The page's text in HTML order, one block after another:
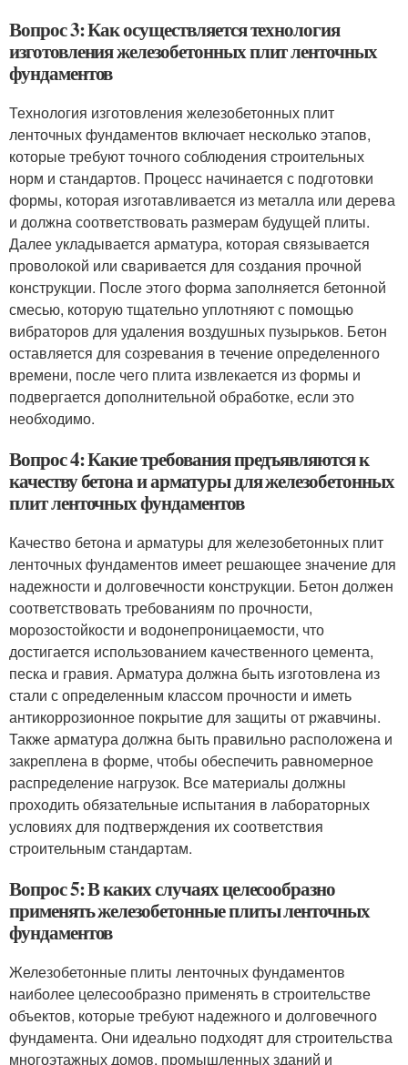
Вопрос 3: Как осуществляется технология
изготовления железобетонных плит ленточных
фундаментов
Технология изготовления железобетонных плит
ленточных фундаментов включает несколько этапов,
которые требуют точного соблюдения строительных
норм и стандартов. Процесс начинается с подготовки
формы, которая изготавливается из металла или дерева
и должна соответствовать размерам будущей плиты.
Далее укладывается арматура, которая связывается
проволокой или сваривается для создания прочной
конструкции. После этого форма заполняется бетонной
смесью, которую тщательно уплотняют с помощью
вибраторов для удаления воздушных пузырьков. Бетон
оставляется для созревания в течение определенного
времени, после чего плита извлекается из формы и
подвергается дополнительной обработке, если это
необходимо.
Вопрос 4: Какие требования предъявляются к
качеству бетона и арматуры для железобетонных
плит ленточных фундаментов
Качество бетона и арматуры для железобетонных плит
ленточных фундаментов имеет решающее значение для
надежности и долговечности конструкции. Бетон должен
соответствовать требованиям по прочности,
морозостойкости и водонепроницаемости, что
достигается использованием качественного цемента,
песка и гравия. Арматура должна быть изготовлена из
стали с определенным классом прочности и иметь
антикоррозионное покрытие для защиты от ржавчины.
Также арматура должна быть правильно расположена и
закреплена в форме, чтобы обеспечить равномерное
распределение нагрузок. Все материалы должны
проходить обязательные испытания в лабораторных
условиях для подтверждения их соответствия
строительным стандартам.
Вопрос 5: В каких случаях целесообразно
применять железобетонные плиты ленточных
фундаментов
Железобетонные плиты ленточных фундаментов
наиболее целесообразно применять в строительстве
объектов, которые требуют надежного и долговечного
фундамента. Они идеально подходят для строительства
многоэтажных домов, промышленных зданий и